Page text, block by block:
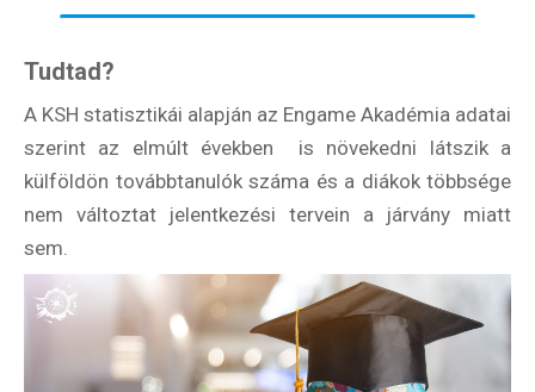
Válaszd ki az ajándékod amit
most ingyen megkapsz Tőlünk!
Világkörüli
Külföldre
Költözünk!
Kaland -
játék -
Tudtad?
A KSH statisztikái alapján az Engame Akadémia adatai
szerint az elmúlt években is növekedni látszik a
külföldön továbbtanulók száma és a diákok többsége
nem változtat jelentkezési tervein a járvány miatt
sem.